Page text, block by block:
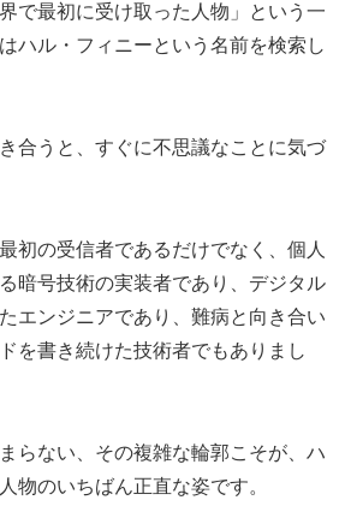
で最初に受け取った人物」という一
ハル・フィニーという名前を検索し
合うと、すぐに不思議なことに気づ
初の受信者であるだけでなく、個人
暗号技術の実装者であり、デジタル
エンジニアであり、難病と向き合い
を書き続けた技術者でもありまし
らない、その複雑な輪郭こそが、ハ
物のいちばん正直な姿です。